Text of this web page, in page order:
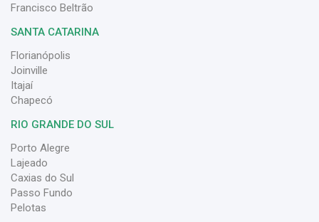
Francisco Beltrão
SANTA CATARINA
Florianópolis
Joinville
Itajaí
Chapecó
RIO GRANDE DO SUL
Porto Alegre
Lajeado
Caxias do Sul
Passo Fundo
Pelotas